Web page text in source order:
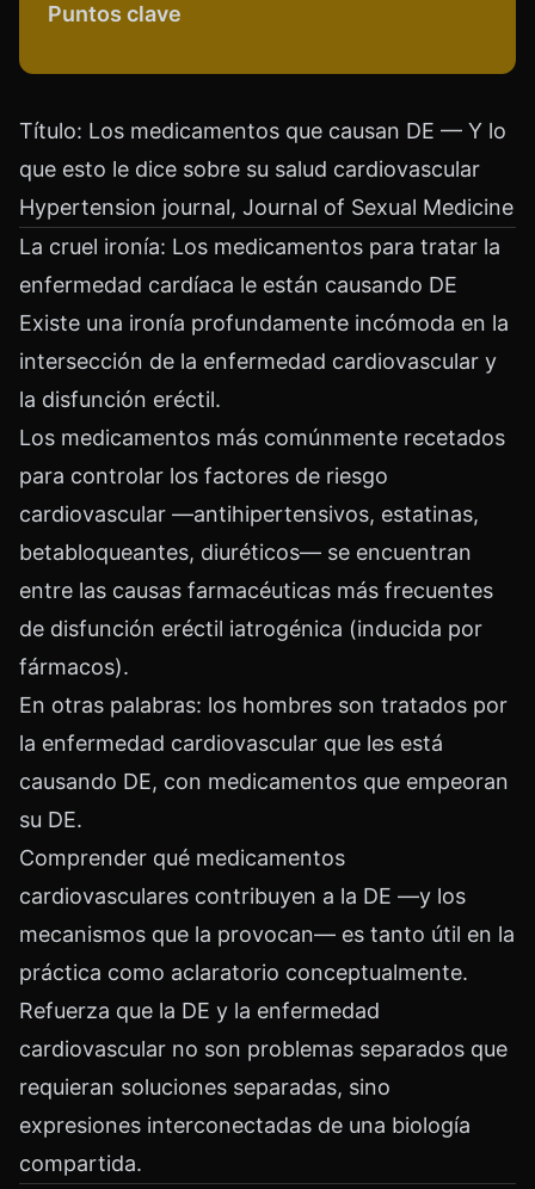
Puntos clave
Título: Los medicamentos que causan DE — Y lo
que esto le dice sobre su salud cardiovascular
Hypertension journal, Journal of Sexual Medicine
La cruel ironía: Los medicamentos para tratar la
enfermedad cardíaca le están causando DE
Existe una ironía profundamente incómoda en la
intersección de la enfermedad cardiovascular y
la disfunción eréctil.
Los medicamentos más comúnmente recetados
para controlar los factores de riesgo
cardiovascular —antihipertensivos, estatinas,
betabloqueantes, diuréticos— se encuentran
entre las causas farmacéuticas más frecuentes
de disfunción eréctil iatrogénica (inducida por
fármacos).
En otras palabras: los hombres son tratados por
la enfermedad cardiovascular que les está
causando DE, con medicamentos que empeoran
su DE.
Comprender qué medicamentos
cardiovasculares contribuyen a la DE —y los
mecanismos que la provocan— es tanto útil en la
práctica como aclaratorio conceptualmente.
Refuerza que la DE y la enfermedad
cardiovascular no son problemas separados que
requieran soluciones separadas, sino
expresiones interconectadas de una biología
compartida.